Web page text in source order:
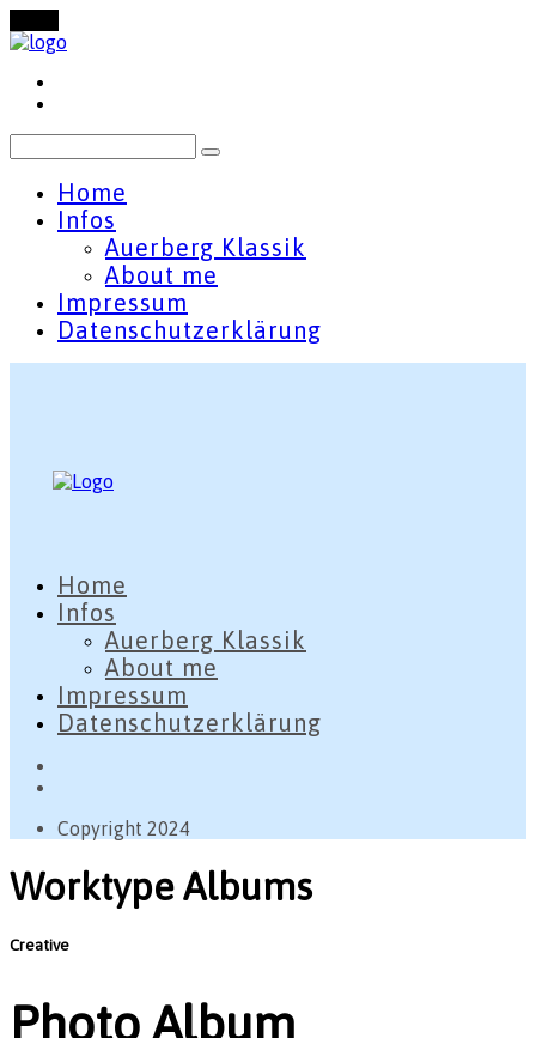
Home
Infos
Auerberg Klassik
About me
Impressum
Datenschutzerklärung
Home
Infos
Auerberg Klassik
About me
Impressum
Datenschutzerklärung
Copyright 2024
Worktype Albums
Creative
Photo Album